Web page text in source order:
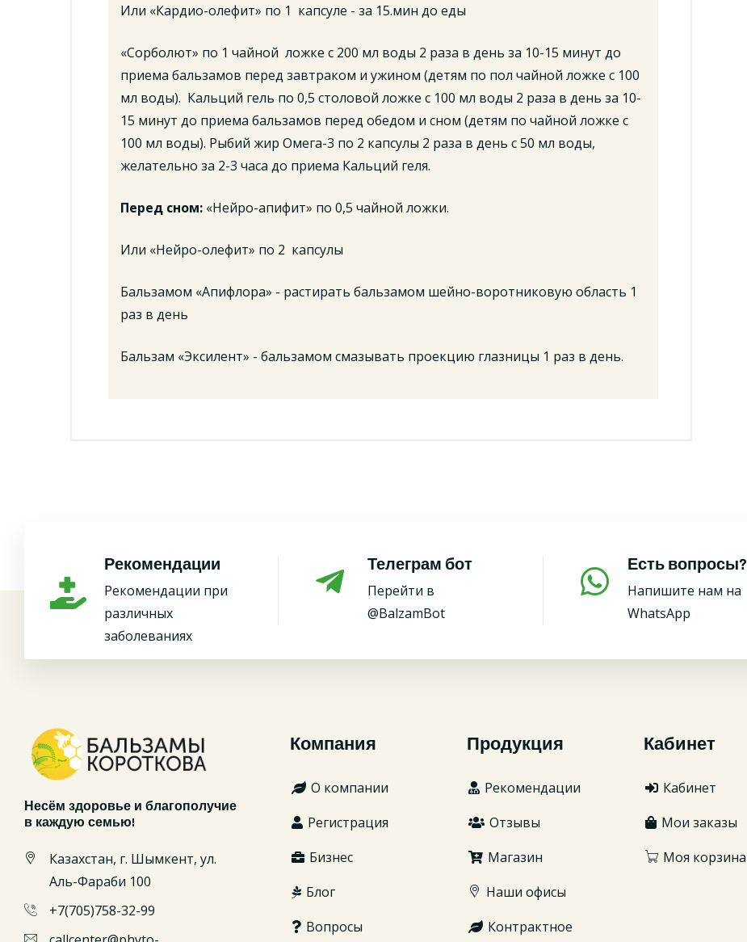
Или «Кардио-олефит» по 1 капсуле - за 15.мин до еды
«Сорболют» по 1 чайной ложке с 200 мл воды 2 раза в день за 10-15 минут до
приема бальзамов перед завтраком и ужином (детям по пол чайной ложке с 100
мл воды). Кальций гель по 0,5 столовой ложке с 100 мл воды 2 раза в день за 10-
15 минут до приема бальзамов перед обедом и сном (детям по чайной ложке с
100 мл воды). Рыбий жир Омега-3 по 2 капсулы 2 раза в день с 50 мл воды,
желательно за 2-3 часа до приема Кальций геля.
Перед сном: «Нейро-апифит» по 0,5 чайной ложки.
Или «Нейро-олефит» по 2 капсулы
Бальзамом «Апифлора» - растирать бальзамом шейно-воротниковую область 1
раз в день
Бальзам «Эксилент» - бальзамом смазывать проекцию глазницы 1 раз в день.
Рекомендации
Рекомендации при
различных
заболеваниях
Телеграм бот
Перейти в
@BalzamBot
Есть вопросы?
Напишите нам на
WhatsApp
Несём здоровье и благополучие
в каждую семью!
Казахстан, г. Шымкент, ул.
Аль-Фараби 100
+7(705)758-32-99
Компания
О компании
Регистрация
Бизнес
Блог
Вопросы
Продукция
Рекомендации
Отзывы
Магазин
Наши офисы
Контрактное
Кабинет
Кабинет
Мои заказы
Моя корзина